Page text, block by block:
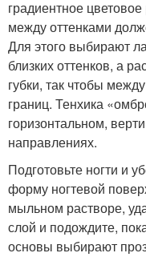
градиентное
между оттенками
Для этого выбирают
близких оттенков, а
губки, так чтобы
границ. Тенхика
горизонтальном,
направлениях.
Подготовьте ногти и
форму ногтевой
мыльном растворе,
слой и подождите,
основы выбирают